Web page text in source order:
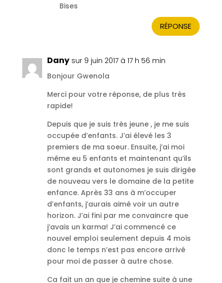
Bises
RÉPONSE
Dany sur 9 juin 2017 à 17 h 56 min
Bonjour Gwenola
Merci pour votre réponse, de plus très
rapide!
Depuis que je suis très jeune , je me suis
occupée d’enfants. J’ai élevé les 3
premiers de ma soeur. Ensuite, j’ai moi
même eu 5 enfants et maintenant qu’ils
sont grands et autonomes je suis dirigée
de nouveau vers le domaine de la petite
enfance. Après 33 ans à m’occuper
d’enfants, j’aurais aimé voir un autre
horizon. J’ai fini par me convaincre que
j’avais un karma! J’ai commencé ce
nouvel emploi seulement depuis 4 mois
donc le temps n’est pas encore arrivé
pour moi de passer à autre chose.
Ca fait un an que je chemine suite à une